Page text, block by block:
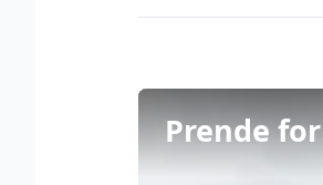
Prende